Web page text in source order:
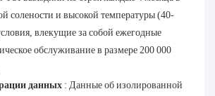
солености и высокой температуры (40-
влекущие за собой ежегодные
обслуживание в размере 200 000
данных : Данные об изолированной